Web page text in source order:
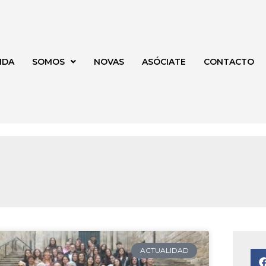
SOMOS NOVAS ASÓCIATE CONTACTO
ACTUALIDAD